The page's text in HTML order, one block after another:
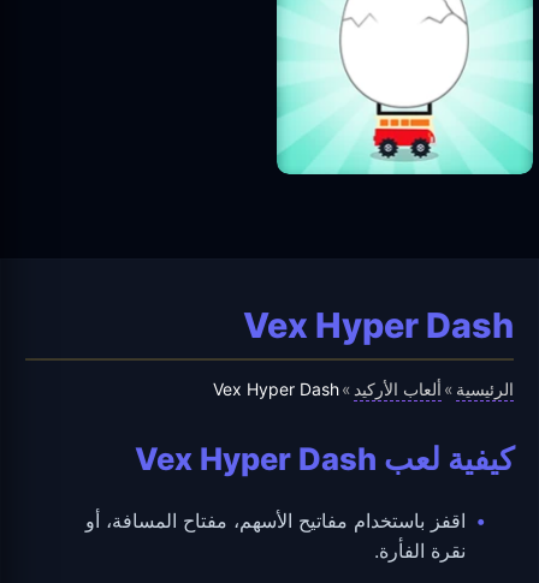
Vex Hyper Dash
الرئيسية » ألعاب الأركيد »
Vex Hyper Dash
كيفية لعب Vex Hyper Dash
اقفز باستخدام مفاتيح الأسهم، مفتاح المسافة، أو
نقرة الفأرة.